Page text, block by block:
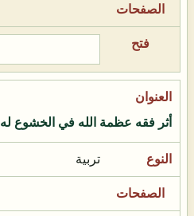
أثر فقه عظمة الله في الخشوع له
تربية